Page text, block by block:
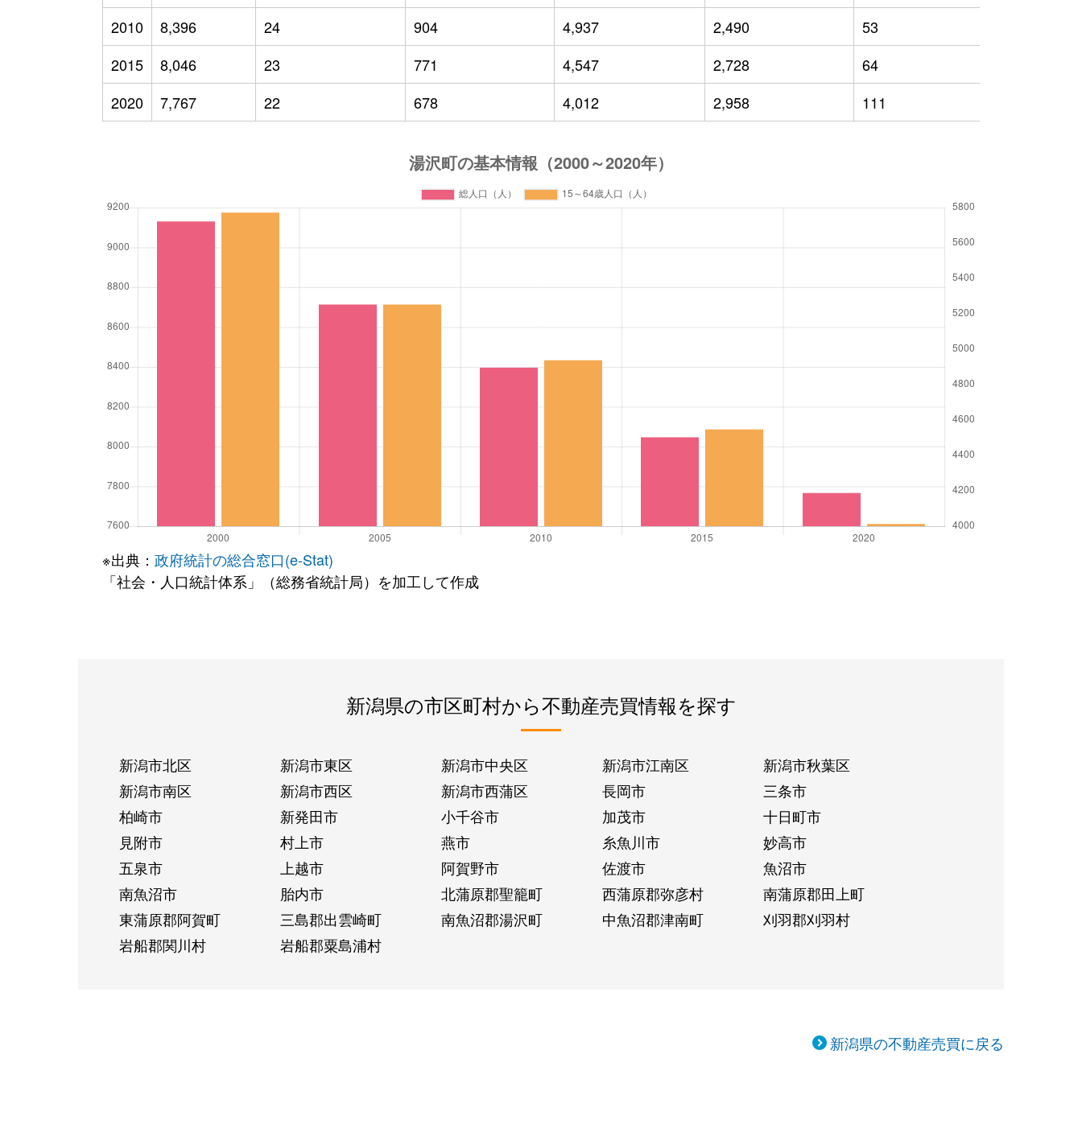
2010
8,396 24 904 4,937 2,490 53
2015
8,046 23 771 4,547 2,728 64
2020
7,767 22 678 4,012 2,958 111
※出典： 政府統計の総合窓口(e-Stat)
「社会・人口統計体系」（総務省統計局）を加工して作成
新潟県の市区町村から不動産売買情報を探す
新潟市北区 新潟市東区 新潟市中央区 新潟市江南区
新潟市秋葉区
新潟市南区
新潟市西区 新潟市西蒲区 長岡市
三条市
柏崎市
新発田市 小千谷市 加茂市
十日町市
見附市
村上市 燕市 糸魚川市
妙高市
五泉市
上越市 阿賀野市 佐渡市
魚沼市
南魚沼市
胎内市 北蒲原郡聖籠町 西蒲原郡弥彦村
南蒲原郡田上町
東蒲原郡阿賀町
三島郡出雲崎町 南魚沼郡湯沢町 中魚沼郡津南町
刈羽郡刈羽村
岩船郡関川村
岩船郡粟島浦村
新潟県の不動産売買に戻る